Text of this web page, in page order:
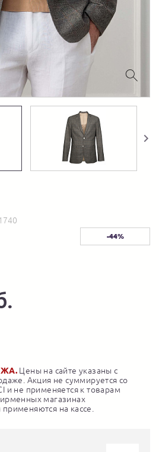
-44%
Цены на сайте указаны с
Акция не суммируется со
и не применяется к товарам
магазинах
на кассе.